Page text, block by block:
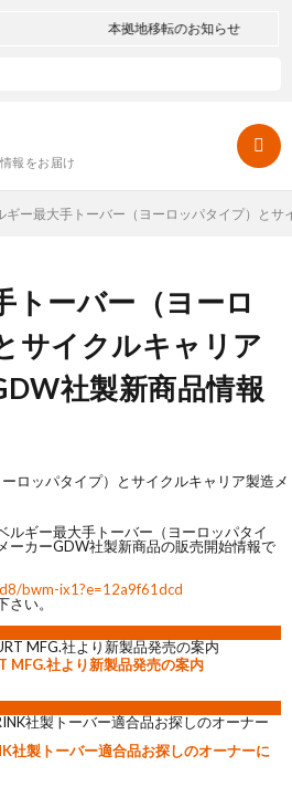
報をお届け
事
固
ひ
り
製
本拠地移転のお知らせ
ギー最大手トーバー（ヨーロッパタイプ）と
トーバー（ヨーロ
サイクルキャリア
社製新商品情報
ルギー最大手トーバー（ヨーロッパタイ
ーカーGDW社製新商品の販売開始情報で
bwm-ix1?e=12a9f61dcd
い。
MFG.社より新製品発売の案内
社製トーバー適合品お探しのオーナーに